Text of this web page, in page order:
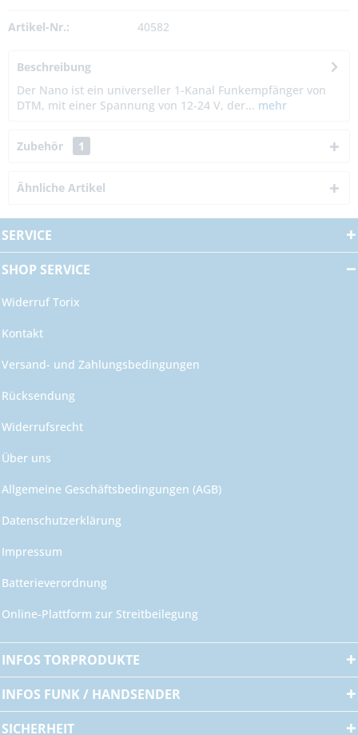
Artikel-Nr.: 40582
Beschreibung
Der Nano ist ein universeller 1-Kanal Funkempfänger von
DTM, mit einer Spannung von 12-24 V, der... mehr
Zubehör 1
Ähnliche Artikel
SERVICE
SHOP SERVICE
Widerruf Torix
Kontakt
Versand- und Zahlungsbedingungen
Rücksendung
Widerrufsrecht
Über uns
Allgemeine Geschäftsbedingungen (AGB)
Datenschutzerklärung
Impressum
Batterieverordnung
Online-Plattform zur Streitbeilegung
INFOS TORPRODUKTE
INFOS FUNK / HANDSENDER
SICHERHEIT